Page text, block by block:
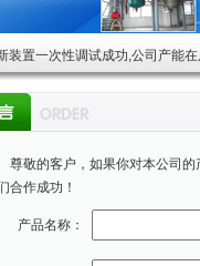
装置一次性调试成功,公司产能
敬的客户，如果你对本公司的
合作成功！
产品名称：